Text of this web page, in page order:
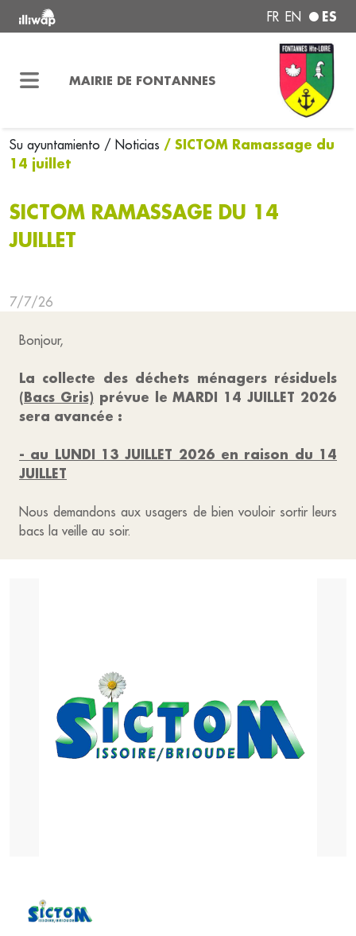
FR EN ES
MAIRIE DE FONTANNES
Su ayuntamiento / Noticias / SICTOM Ramassage du
14 juillet
SICTOM RAMASSAGE DU 14
JUILLET
7/7/26
Bonjour,
La collecte des déchets ménagers résiduels
(Bacs Gris) prévue le MARDI 14 JUILLET 2026
sera avancée :
- au LUNDI 13 JUILLET 2026 en raison du 14
JUILLET
Nous demandons aux usagers de bien vouloir sortir leurs
bacs la veille au soir.